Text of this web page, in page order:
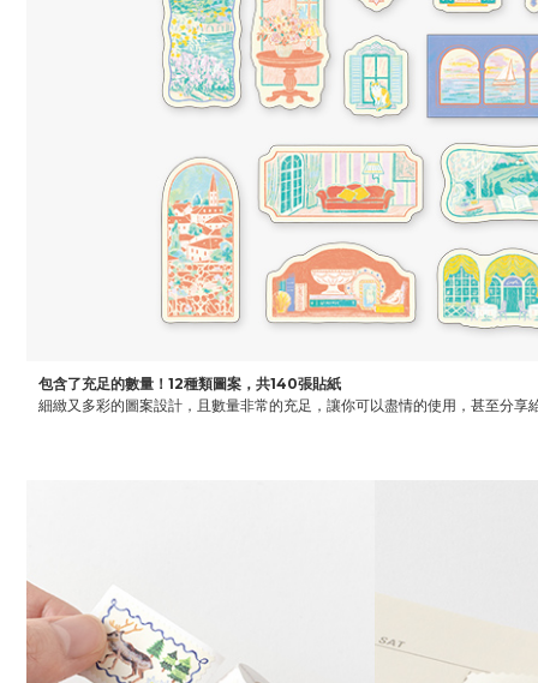
包含了充足的數量！12種類圖案，共140張貼紙
細緻又多彩的圖案設計，且數量非常的充足，讓你可以盡情的使用，甚至分享